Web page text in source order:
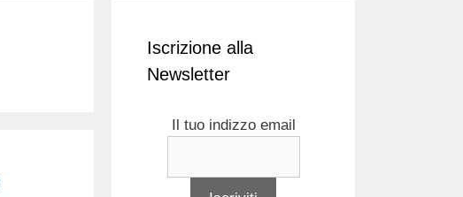
Iscrizione alla
Newsletter
Il tuo indizzo email